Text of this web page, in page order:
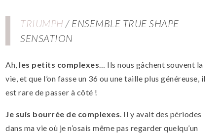
TRIUMPH / ENSEMBLE TRUE SHAPE
SENSATION
Ah, les petits complexes… Ils nous gâchent souvent la
vie, et que l’on fasse un 36 ou une taille plus généreuse, il
est rare de passer à côté !
Je suis bourrée de complexes. Il y avait des périodes
dans ma vie où je n’osais même pas regarder quelqu’un